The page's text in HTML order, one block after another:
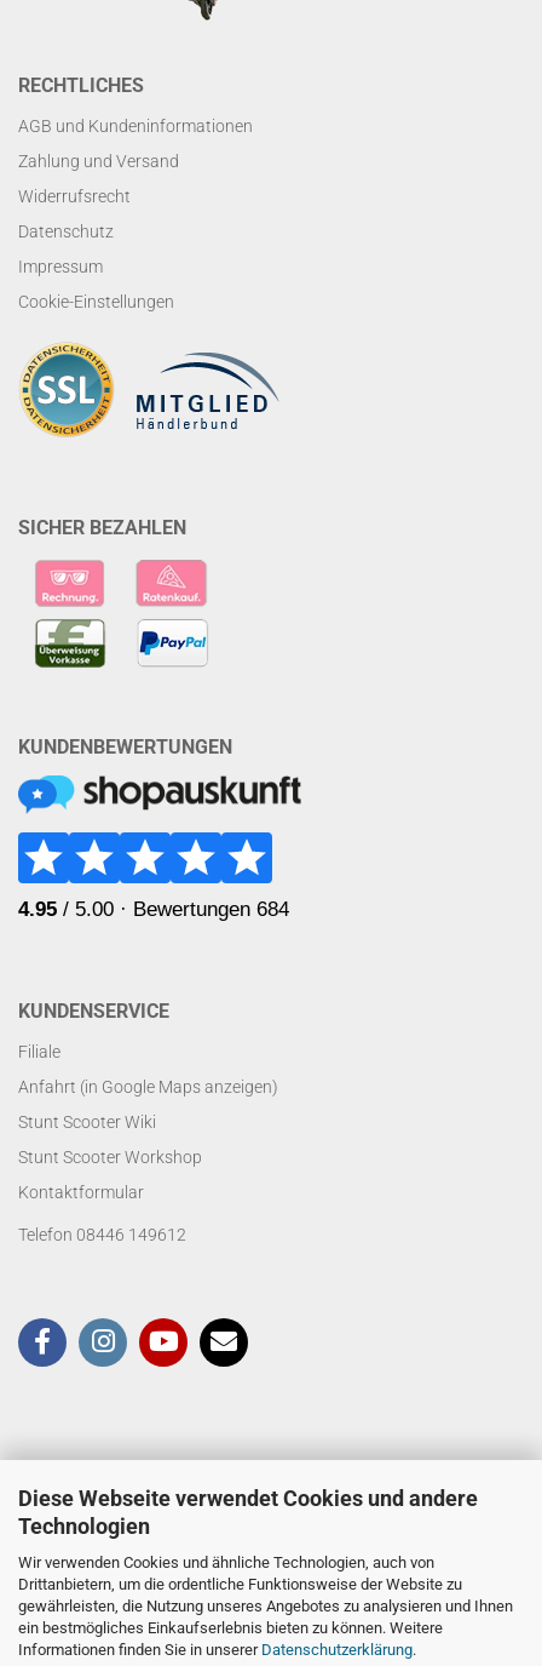
Diese Webseite verwendet Cookies und andere
Technologien
Wir verwenden Cookies und ähnliche Technologien, auch von
Drittanbietern, um die ordentliche Funktionsweise der Website zu
gewährleisten, die Nutzung unseres Angebotes zu analysieren und Ihnen
ein bestmögliches Einkaufserlebnis bieten zu können. Weitere
Informationen finden Sie in unserer Datenschutzerklärung.
RECHTLICHES
AGB und Kundeninformationen
Zahlung und Versand
Widerrufsrecht
Datenschutz
Impressum
Cookie-Einstellungen
SICHER BEZAHLEN
KUNDENBEWERTUNGEN
KUNDENSERVICE
Filiale
Anfahrt (in Google Maps anzeigen)
Stunt Scooter Wiki
Stunt Scooter Workshop
Kontaktformular
Telefon 08446 149612